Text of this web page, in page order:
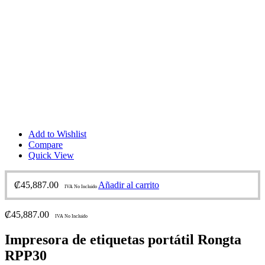
Add to Wishlist
Compare
Quick View
₡45,887.00 IVA No Incluido Añadir al carrito
₡45,887.00 IVA No Incluido
Impresora de etiquetas portátil Rongta
RPP30